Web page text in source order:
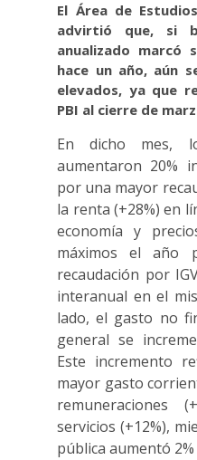
El Área de
advirtió que, si
anualizado marcó
hace un año, aún
elevados, ya que
PBI al cierre de
En dicho mes,
aumentaron 20%
por una mayor
la renta (+28%) en
economía y
máximos el año
recaudación por
interanual en el
lado, el gasto no
general se
Este incremento
mayor gasto
remuneraciones
servicios (+12%),
pública aumentó